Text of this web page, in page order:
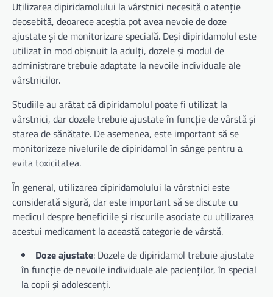
Utilizarea dipiridamolului la vârstnici necesită o atenție
deosebită, deoarece aceștia pot avea nevoie de doze
ajustate și de monitorizare specială. Deși dipiridamolul este
utilizat în mod obișnuit la adulți, dozele și modul de
administrare trebuie adaptate la nevoile individuale ale
vârstnicilor.
Studiile au arătat că dipiridamolul poate fi utilizat la
vârstnici, dar dozele trebuie ajustate în funcție de vârstă și
starea de sănătate. De asemenea, este important să se
monitorizeze nivelurile de dipiridamol în sânge pentru a
evita toxicitatea.
În general, utilizarea dipiridamolului la vârstnici este
considerată sigură, dar este important să se discute cu
medicul despre beneficiile și riscurile asociate cu utilizarea
acestui medicament la această categorie de vârstă.
Doze ajustate: Dozele de dipiridamol trebuie ajustate
în funcție de nevoile individuale ale pacienților, în special
la copii și adolescenți.